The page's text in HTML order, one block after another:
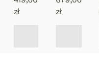
cy
zł
owan
zł